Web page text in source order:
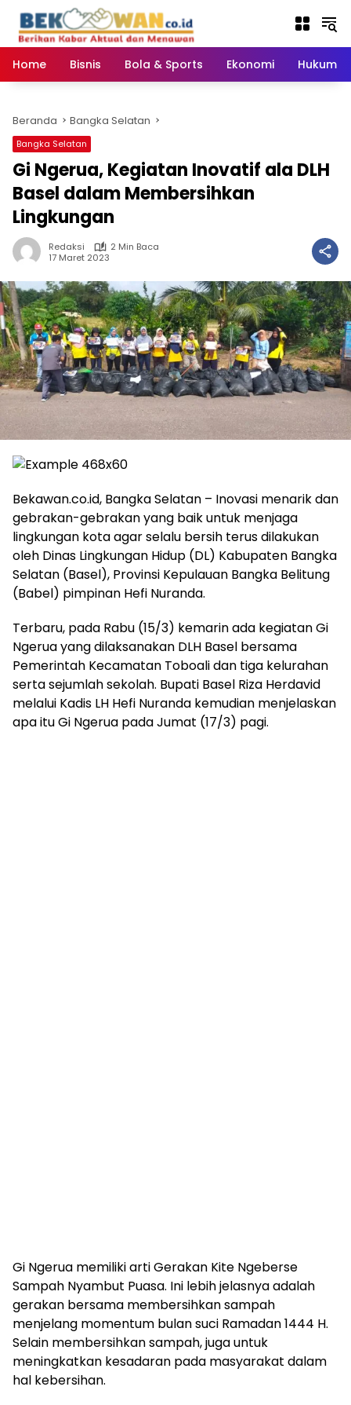
konten
Home
Bisnis Bola & Sports Ekonomi Hukum
Beranda Bangka Selatan
Bangka Selatan
Gi Ngerua, Kegiatan Inovatif ala DLH
Basel dalam Membersihkan
Lingkungan
Redaksi
2 Min Baca
17 Maret 2023
Bekawan.co.id, Bangka Selatan – Inovasi menarik dan
gebrakan-gebrakan yang baik untuk menjaga
lingkungan kota agar selalu bersih terus dilakukan
oleh Dinas Lingkungan Hidup (DL) Kabupaten Bangka
Selatan (Basel), Provinsi Kepulauan Bangka Belitung
(Babel) pimpinan Hefi Nuranda.
Terbaru, pada Rabu (15/3) kemarin ada kegiatan Gi
Ngerua yang dilaksanakan DLH Basel bersama
Pemerintah Kecamatan Toboali dan tiga kelurahan
serta sejumlah sekolah. Bupati Basel Riza Herdavid
melalui Kadis LH Hefi Nuranda kemudian menjelaskan
apa itu Gi Ngerua pada Jumat (17/3) pagi.
Gi Ngerua memiliki arti Gerakan Kite Ngeberse
Sampah Nyambut Puasa. Ini lebih jelasnya adalah
gerakan bersama membersihkan sampah
menjelang momentum bulan suci Ramadan 1444 H.
Selain membersihkan sampah, juga untuk
meningkatkan kesadaran pada masyarakat dalam
hal kebersihan.